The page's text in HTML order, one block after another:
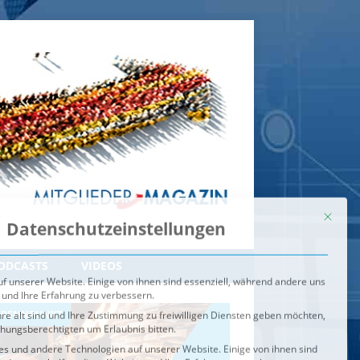
VIDEOS
IM BRENNPUNKT
unserer Website. Einige von ihnen sind essenziell, während andere uns
Ihre Erfahrung zu verbessern.
alt sind und Ihre Zustimmung zu freiwilligen Diensten geben möchten,
um Erlaubnis bitten.
und andere Technologien auf unserer Website. Einige von ihnen sind
uns helfen, diese Website und Ihre Erfahrung zu verbessern.
können verarbeitet werden (z. B. IP-Adressen), z. B. für
und Inhalte oder Anzeigen- und Inhaltsmessung.
Verwendung Ihrer Daten finden Sie in unserer
jederzeit unterEinstellungenwiderrufen oder anpassen.
Service-Gruppen, für die eine Einwilligung erteilt werden
Speichern
Alle akzeptieren